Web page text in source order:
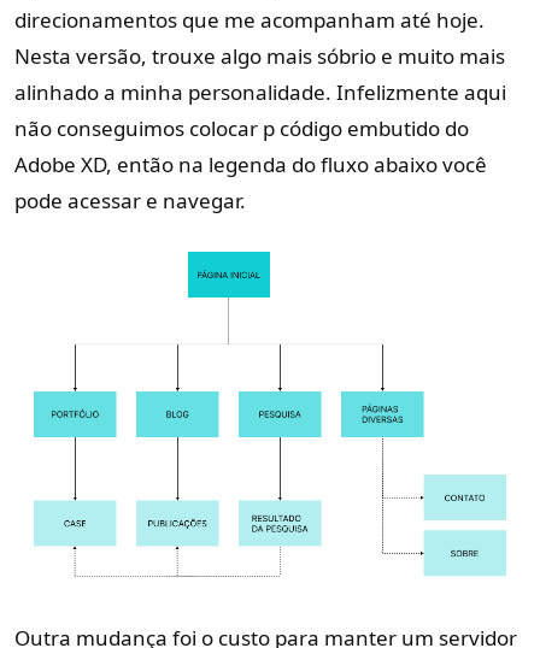
direcionamentos que me acompanham até hoje.
Nesta versão, trouxe algo mais sóbrio e muito mais
alinhado a minha personalidade. Infelizmente aqui
não conseguimos colocar p código embutido do
Adobe XD, então na legenda do fluxo abaixo você
pode acessar e navegar.
Outra mudança foi o custo para manter um servidor